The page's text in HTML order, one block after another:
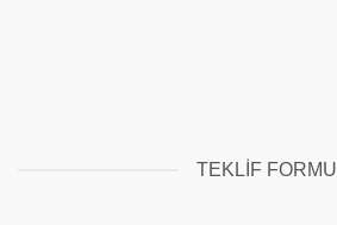
TEKLIF FORMU